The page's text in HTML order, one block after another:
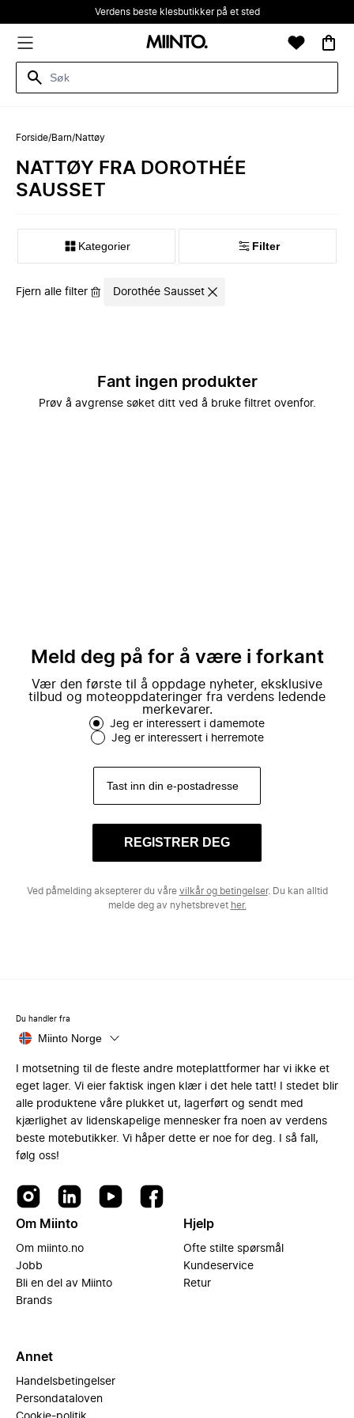
Verdens beste klesbutikker på et sted
Forside/Barn/Nattøy
NATTØY FRA DOROTHÉE
SAUSSET
Kategorier Filter
Fjern alle filter Dorothée Sausset
Fant ingen produkter
Prøv å avgrense søket ditt ved å bruke filtret ovenfor.
Meld deg på for å være i forkant
Vær den første til å oppdage nyheter, eksklusive
tilbud og moteoppdateringer fra verdens ledende
merkevarer.
Jeg er interessert i damemote
Jeg er interessert i herremote
REGISTRER DEG
Ved påmelding aksepterer du våre vilkår og betingelser. Du kan alltid
melde deg av nyhetsbrevet her.
Du handler fra
Miinto Norge
I motsetning til de fleste andre moteplattformer har vi ikke et
eget lager. Vi eier faktisk ingen klær i det hele tatt! I stedet blir
alle produktene våre plukket ut, lagerført og sendt med
kjærlighet av lidenskapelige mennesker fra noen av verdens
beste motebutikker. Vi håper dette er noe for deg. I så fall,
følg oss!
Om Miinto
Om miinto.no
Jobb
Bli en del av Miinto
Brands
Hjelp
Ofte stilte spørsmål
Kundeservice
Retur
Annet
Handelsbetingelser
Persondataloven